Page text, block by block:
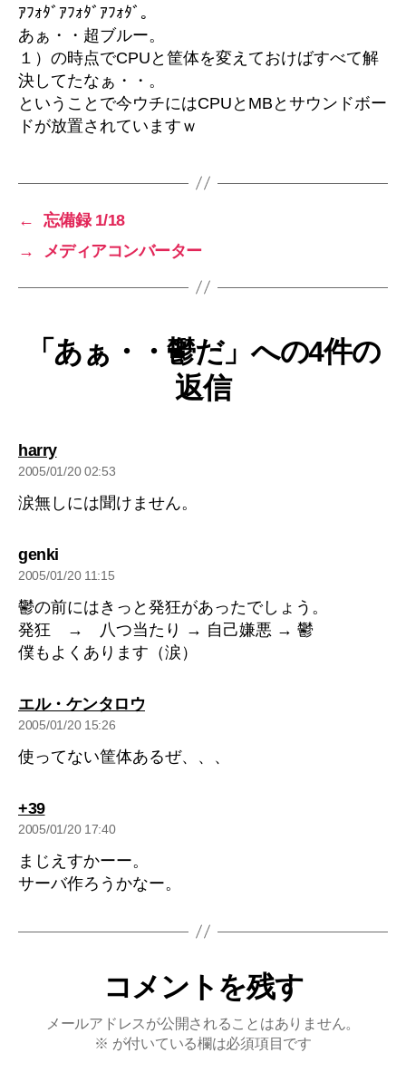
ｱﾌｫﾀﾞｱﾌｫﾀﾞｱﾌｫﾀﾞ。
あぁ・・超ブルー。
１）の時点でCPUと筐体を変えておけばすべて解
決してたなぁ・・。
ということで今ウチにはCPUとMBとサウンドボー
ドが放置されていますｗ
←
忘備録 1/18
→
メディアコンバーター
「あぁ・・鬱だ」への4件の
返信
harryの
発
2005/01/20 02:53
涙無しには聞けません。
genkiの
発
2005/01/20 11:15
鬱の前にはきっと発狂があったでしょう。
発狂 → 八つ当たり → 自己嫌悪 → 鬱
僕もよくあります（涙）
エル・ケンタロウの
2005/01/20 15:26
使ってない筐体あるぜ、、、
+39の
発
2005/01/20 17:40
まじえすかーー。
サーバ作ろうかなー。
コメントを残す
メールアドレスが公開されることはありません。
※ が付いている欄は必須項目です